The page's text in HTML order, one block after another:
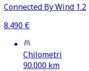
Connected By Wind 1.2
8.490 €
Chilometri
90.000 km